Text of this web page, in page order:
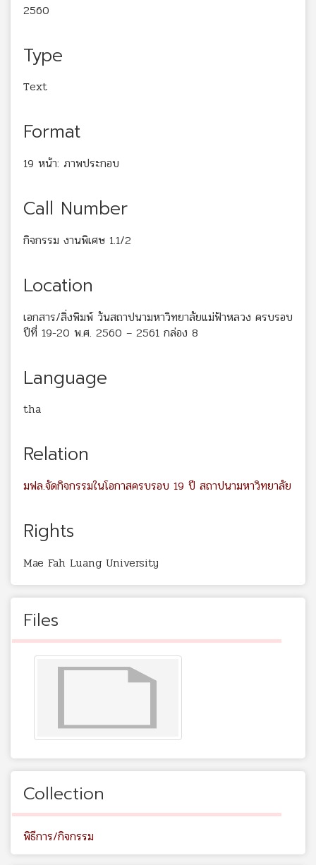
2560
Type
Text
Format
19 หน้า: ภาพประกอบ
Call Number
กิจกรรม งานพิเศษ 1.1/2
Location
เอกสาร/สิ่งพิมพ์ วันสถาปนามหาวิทยาลัยแม่ฟ้าหลวง ครบรอบ
ปีที่ 19-20 พ.ศ. 2560 – 2561 กล่อง 8
Language
tha
Relation
มฟล.จัดกิจกรรมในโอกาสครบรอบ 19 ปี สถาปนามหาวิทยาลัย
Rights
Mae Fah Luang University
Files
Collection
พิธีการ/กิจกรรม